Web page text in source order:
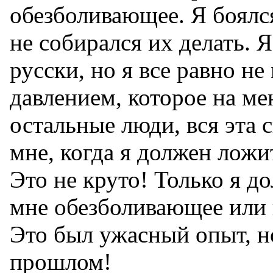
обезболивающее. Я
не собирался их делать.
русски, но я все равно не
давлением, которое на
остальные люди, вся эта
мне, когда я должен
Это не круто! Только я
мне обезболивающее или
Это был ужасный опыт,
прошлом!